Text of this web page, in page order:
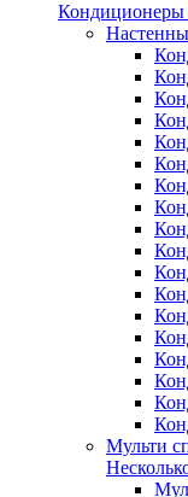
Мульти